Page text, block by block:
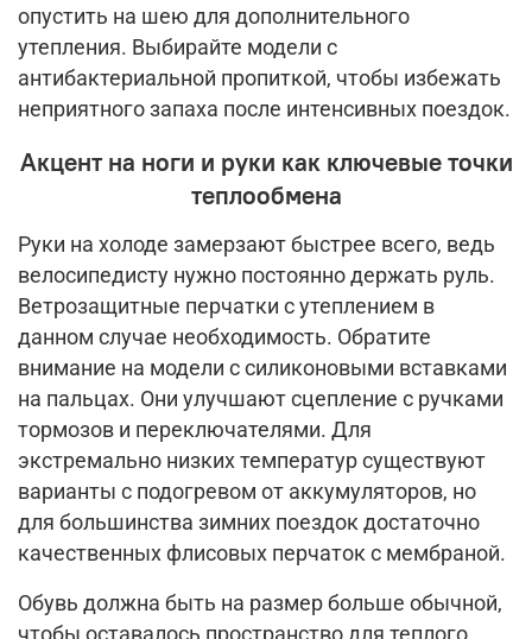
опустить на шею для дополнительного
утепления. Выбирайте модели с
антибактериальной пропиткой, чтобы избежать
неприятного запаха после интенсивных поездок.
Акцент на ноги и руки как ключевые точки
теплообмена
Руки на холоде замерзают быстрее всего, ведь
велосипедисту нужно постоянно держать руль.
Ветрозащитные перчатки с утеплением в
данном случае необходимость. Обратите
внимание на модели с силиконовыми вставками
на пальцах. Они улучшают сцепление с ручками
тормозов и переключателями. Для
экстремально низких температур существуют
варианты с подогревом от аккумуляторов, но
для большинства зимних поездок достаточно
качественных флисовых перчаток с мембраной.
Обувь должна быть на размер больше обычной,